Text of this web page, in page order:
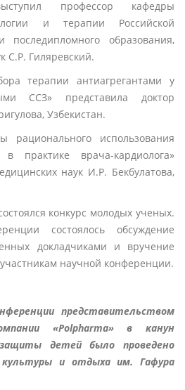
профессор кафедры
и терапии Российской
последипломного образования,
С.Р. Гиляревский.
терапии антиагрегантами у
ССЗ» представила доктор
Узбекистан.
рационального использования
в практике врача-кардиолога»
наук И.Р. Бекбулатова,
конкурс молодых ученых.
состоялось обсуждение
докладчиками и вручение
научной конференции.
представительством
«Polpharma» в канун
детей было проведено
и отдыха им. Гафура